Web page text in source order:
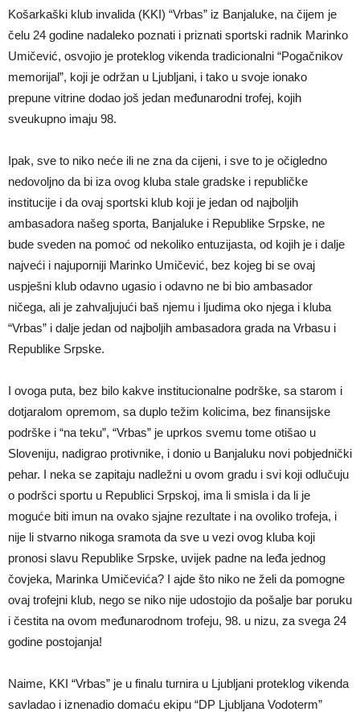
Košarkaški klub invalida (KKI) “Vrbas” iz Banjaluke, na čijem je
čelu 24 godine nadaleko poznati i priznati sportski radnik Marinko
Umičević, osvojio je proteklog vikenda tradicionalni “Pogačnikov
memorijal”, koji je održan u Ljubljani, i tako u svoje ionako
prepune vitrine dodao još jedan međunarodni trofej, kojih
sveukupno imaju 98.
Ipak, sve to niko neće ili ne zna da cijeni, i sve to je očigledno
nedovoljno da bi iza ovog kluba stale gradske i republičke
institucije i da ovaj sportski klub koji je jedan od najboljih
ambasadora našeg sporta, Banjaluke i Republike Srpske, ne
bude sveden na pomoć od nekoliko entuzijasta, od kojih je i dalje
najveći i najuporniji Marinko Umičević, bez kojeg bi se ovaj
uspješni klub odavno ugasio i odavno ne bi bio ambasador
ničega, ali je zahvaljujući baš njemu i ljudima oko njega i kluba
“Vrbas” i dalje jedan od najboljih ambasadora grada na Vrbasu i
Republike Srpske.
I ovoga puta, bez bilo kakve institucionalne podrške, sa starom i
dotjaralom opremom, sa duplo težim kolicima, bez finansijske
podrške i “na teku”, “Vrbas” je uprkos svemu tome otišao u
Sloveniju, nadigrao protivnike, i donio u Banjaluku novi pobjednički
pehar. I neka se zapitaju nadležni u ovom gradu i svi koji odlučuju
o podršci sportu u Republici Srpskoj, ima li smisla i da li je
moguće biti imun na ovako sjajne rezultate i na ovoliko trofeja, i
nije li stvarno nikoga sramota da sve u vezi ovog kluba koji
pronosi slavu Republike Srpske, uvijek padne na leđa jednog
čovjeka, Marinka Umičevića? I ajde što niko ne želi da pomogne
ovaj trofejni klub, nego se niko nije udostojio da pošalje bar poruku
i čestita na ovom međunarodnom trofeju, 98. u nizu, za svega 24
godine postojanja!
Naime, KKI “Vrbas” je u finalu turnira u Ljubljani proteklog vikenda
savladao i iznenadio domaću ekipu “DP Ljubljana Vodoterm”